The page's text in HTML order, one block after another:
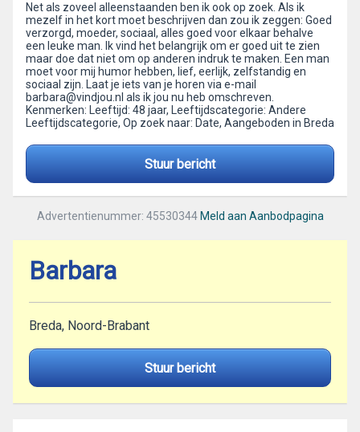
Net als zoveel alleenstaanden ben ik ook op zoek. Als ik
mezelf in het kort moet beschrijven dan zou ik zeggen: Goed
verzorgd, moeder, sociaal, alles goed voor elkaar behalve
een leuke man. Ik vind het belangrijk om er goed uit te zien
maar doe dat niet om op anderen indruk te maken. Een man
moet voor mij humor hebben, lief, eerlijk, zelfstandig en
sociaal zijn. Laat je iets van je horen via e-mail
barbara@vindjou.nl als ik jou nu heb omschreven.
Kenmerken: Leeftijd: 48 jaar, Leeftijdscategorie: Andere
Leeftijdscategorie, Op zoek naar: Date, Aangeboden in Breda
Stuur bericht
Advertentienummer: 45530344 Meld aan Aanbodpagina
Barbara
Breda, Noord-Brabant
Stuur bericht